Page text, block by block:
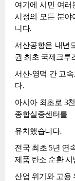
여기에 시민 여러
시정의 모든 분야
니다.
서산공항은 내년
권 최초 국제크루
서산-영덕 간 고
다.
아시아 최초로 3
종합실증센터를
유치했습니다.
전국 최초 5년 연
제품 탄소 순환
산업 위기와 고용